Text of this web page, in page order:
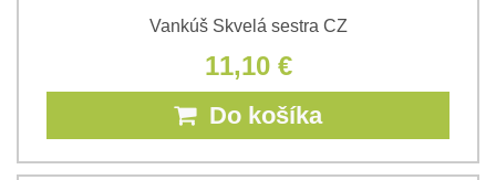
Vankúš Skvelá sestra CZ
11,10 €
Do košíka